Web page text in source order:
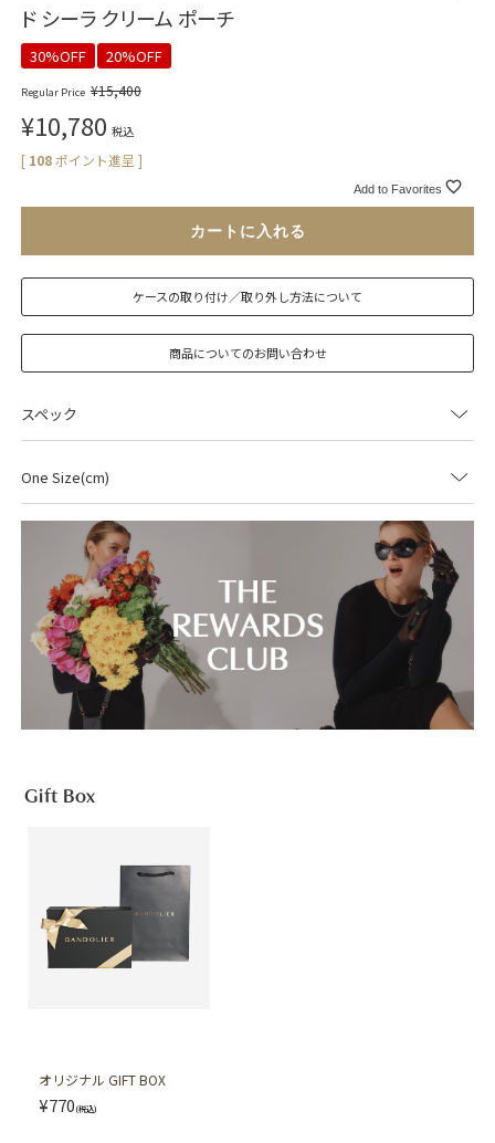
ド シーラ クリーム ポーチ
30%OFF 20%OFF
Regular Price ¥15,400
¥10,780 税込
[ 108ポイント進呈 ]
Add to Favorites
カートに入れる
ケースの取り付け／取り外し方法について
商品についてのお問い合わせ
スペック
One Size(cm)
Gift Box
オリジナル GIFT BOX
¥770 (税込)